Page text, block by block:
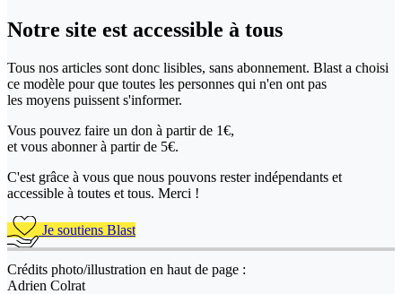
Notre site est accessible à tous
Tous nos articles sont donc lisibles, sans abonnement. Blast a choisi
ce modèle pour que toutes les personnes qui n'en ont pas
les moyens puissent s'informer.
Vous pouvez faire un don à partir de 1€,
et vous abonner à partir de 5€.
C'est grâce à vous que nous pouvons rester indépendants et
accessible à toutes et tous. Merci !
Je soutiens Blast
Crédits photo/illustration en haut de page :
Adrien Colrat